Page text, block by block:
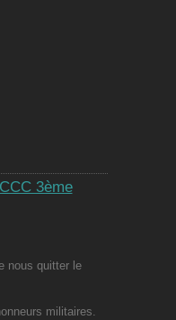
3ème
nous quitter le
militaires.